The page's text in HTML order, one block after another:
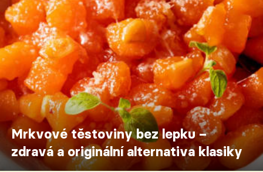
Mrkvové těstoviny bez lepku –
zdravá a originální alternativa klasiky